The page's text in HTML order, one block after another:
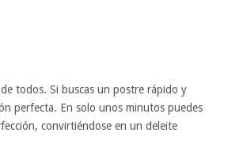
todos. Si buscas un postre rápido y
perfecta. En solo unos minutos puedes
convirtiéndose en un deleite